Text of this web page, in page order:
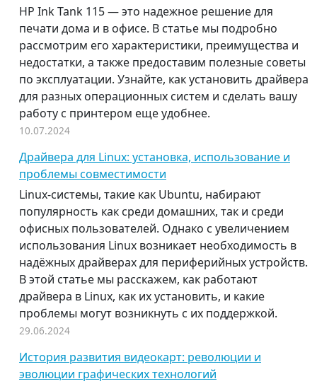
HP Ink Tank 115 — это надежное решение для
печати дома и в офисе. В статье мы подробно
рассмотрим его характеристики, преимущества и
недостатки, а также предоставим полезные советы
по эксплуатации. Узнайте, как установить драйвера
для разных операционных систем и сделать вашу
работу с принтером еще удобнее.
10.07.2024
Драйвера для Linux: установка, использование и
проблемы совместимости
Linux-системы, такие как Ubuntu, набирают
популярность как среди домашних, так и среди
офисных пользователей. Однако с увеличением
использования Linux возникает необходимость в
надёжных драйверах для периферийных устройств.
В этой статье мы расскажем, как работают
драйвера в Linux, как их установить, и какие
проблемы могут возникнуть с их поддержкой.
29.06.2024
История развития видеокарт: революции и
эволюции графических технологий